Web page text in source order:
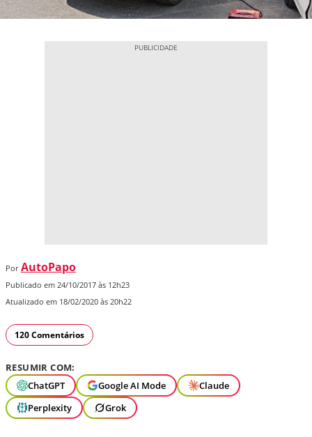
Por AutoPapo
Publicado em 24/10/2017 às 12h23
Atualizado em 18/02/2020 às 20h22
120 Comentários
RESUMIR COM:
ChatGPT
Google AI Mode
Claude
Perplexity
Grok